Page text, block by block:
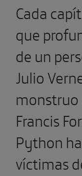
Cada
que
de un
Julio
monstruo
Francis
Python
víctimas